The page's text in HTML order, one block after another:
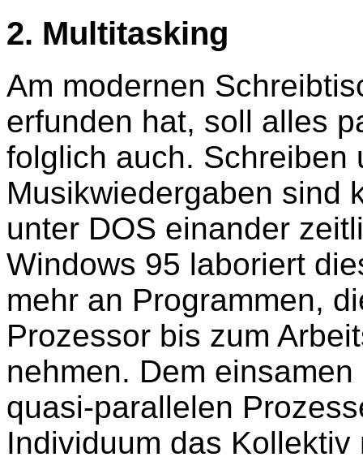
2. Multitasking
Am modernen
erfunden hat, soll alles
folglich auch. Schreiben
Musikwiedergaben sind
unter DOS einander
Windows 95 laboriert
mehr an Programmen,
Prozessor bis zum
nehmen. Dem
quasi-parallelen
Individuum das